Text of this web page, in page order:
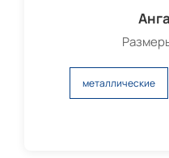
металлические